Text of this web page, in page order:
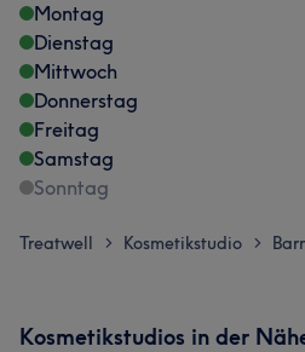
Montag
Dienstag
Mittwoch
Donnerstag
Freitag
Samstag
Sonntag
Treatwell > Kosmetikstudio >
Kosmetikstudios in der